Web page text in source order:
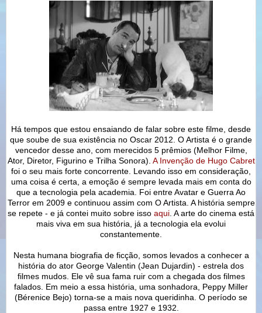
Há tempos que estou ensaiando de falar sobre este filme, desde
que soube de sua existência no Oscar 2012. O Artista é o grande
vencedor desse ano, com merecidos 5 prêmios (Melhor Filme,
Ator, Diretor, Figurino e Trilha Sonora). A Invenção de Hugo Cabret
foi o seu mais forte concorrente. Levando isso em consideração,
uma coisa é certa, a emoção é sempre levada mais em conta do
que a tecnologia pela academia. Foi entre Avatar e Guerra Ao
Terror em 2009 e continuou assim com O Artista. A história sempre
se repete - e já contei muito sobre isso aqui . A arte do cinema está
mais viva em sua história, já a tecnologia ela evolui
constantemente.
Nesta humana biografia de ficção, somos levados a conhecer a
história do ator George Valentin (Jean Dujardin) - estrela dos
filmes mudos. Ele vê sua fama ruir com a chegada dos filmes
falados. Em meio a essa história, uma sonhadora, Peppy Miller
(Bérenice Bejo) torna-se a mais nova queridinha. O período se
passa entre 1927 e 1932.